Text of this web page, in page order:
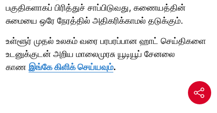
பகுதிகளாகப் பிரித்துச் சாப்பிடுவது, கணையத்தின்
சுமையை ஒரே நேரத்தில் அதிகரிக்காமல் தடுக்கும்.
உள்ளூர் முதல் உலகம் வரை பரபரப்பான ஹாட் செய்திகளை
உடனுக்குடன் அறிய மாலைமுரசு யூடியூப் சேனலை
காண இங்கே கிளிக் செய்யவும்.